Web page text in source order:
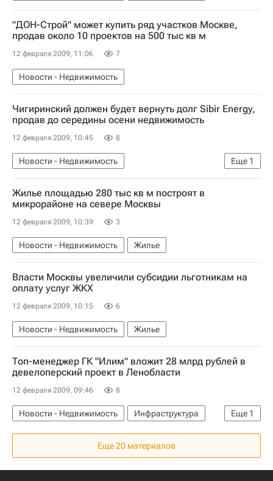
"ДОН-Строй" может купить ряд участков Москве,
продав около 10 проектов на 500 тыс кв м
12 февраля 2009, 11:06 7
Новости - Недвижимость
Чигиринский должен будет вернуть долг Sibir Energy,
продав до середины осени недвижимость
12 февраля 2009, 10:45 8
Еще 1
Новости - Недвижимость
Коммерческая недвижимость
Жилье площадью 280 тыс кв м построят в
микрорайоне на севере Москвы
12 февраля 2009, 10:39 3
Новости - Недвижимость Жилье
Власти Москвы увеличили субсидии льготникам на
оплату услуг ЖКХ
12 февраля 2009, 10:15 6
Новости - Недвижимость Жилье
Топ-менеджер ГК "Илим" вложит 28 млрд рублей в
девелоперский проект в Ленобласти
12 февраля 2009, 09:46 8
Еще 1
Новости - Недвижимость
Инфраструктура
Коммерческая недвижимость
Еще 20 материалов